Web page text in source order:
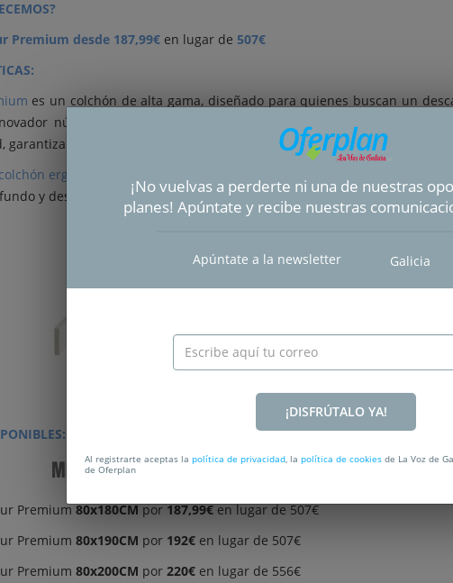
Premium desde 187,99€ en lugar de 507€
es un colchón de alta gama, diseñado para quienes buscan un
núcleo de micromuelles ensacados, Pocket Spring Hybrid
garantizando un confort excepcional en cada tumbada.
colchón ergonómico, transpirable y con una acogida envolvente
, el Natur
y despierta renovado cada mañana!
Premium80x180CMpor187,99€en lugar de 507€
Premium 80x190CM por 192€ en lugar de 507€
Premium 80x200CM por 220€ en lugar de 556€
¡No vuelvas a perderte ni una de nuestras
planes! Apúntate y recibe nuestras
Apúntate a la newsletter Galicia
¡DISFRÚTALO YA!
Al registrarte aceptas la política de privacidad , la política de cookies de La Voz de
de Oferplan